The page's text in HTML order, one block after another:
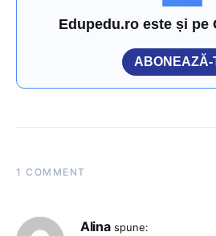
Edupedu.ro este și pe
ABONEAZĂ-
1 COMMENT
Alina spune: